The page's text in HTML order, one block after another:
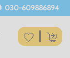
030-609886894